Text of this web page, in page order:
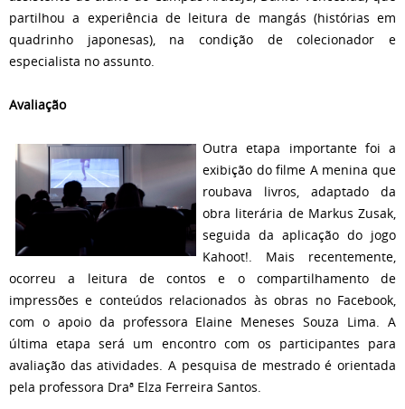
partilhou a experiência de leitura de mangás (histórias em
quadrinho japonesas), na condição de colecionador e
especialista no assunto.
Avaliação
Outra etapa importante foi a
exibição do filme A menina que
roubava livros, adaptado da
obra literária de Markus Zusak,
seguida da aplicação do jogo
Kahoot!. Mais recentemente,
ocorreu a leitura de contos e o compartilhamento de
impressões e conteúdos relacionados às obras no Facebook,
com o apoio da professora Elaine Meneses Souza Lima. A
última etapa será um encontro com os participantes para
avaliação das atividades. A pesquisa de mestrado é orientada
pela professora Draª Elza Ferreira Santos.